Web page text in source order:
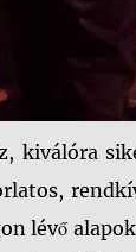
kiválóra
lévő